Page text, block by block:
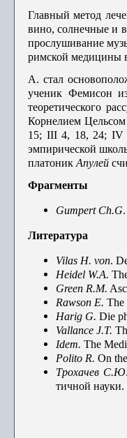
Главный метод
вино, солнечные и
прослушивание
римской медицины
А. стал
ученик Фемисон
теоретического
Корнелием Цельсом
15; III 4, 18, 24; IV
эмпирической
платоникАпулей
Фрагменты
Gumpert Ch.G
Литература
Vilas H. von.
Heidel W.A.
Green R.M.
Rawson E. The
Harig G. Die
Vallance J.T.
Idem. The
Polito R. On
Трохачев С.Ю
тичной